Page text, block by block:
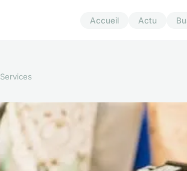
Accueil Actu
Services